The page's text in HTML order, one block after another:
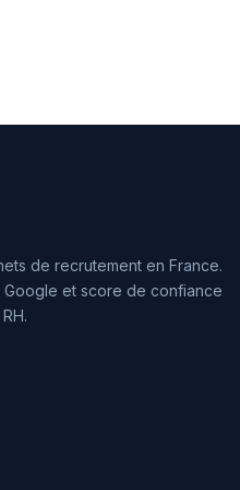
proximité avec de
de recrutement en France.
Google et score de confiance